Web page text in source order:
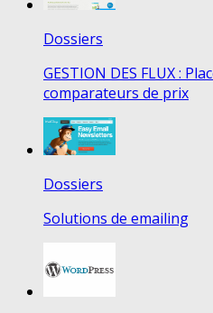
Dossiers
GESTION DES FLUX :
comparateurs de prix
Dossiers
Solutions de emailing